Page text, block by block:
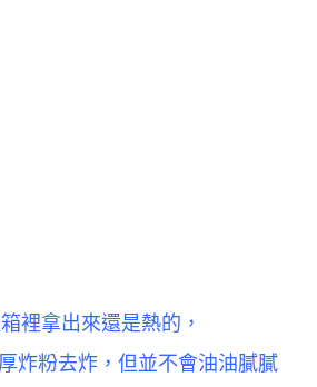
裡拿出來還是熱的，
炸粉去炸，但並不會油油膩膩